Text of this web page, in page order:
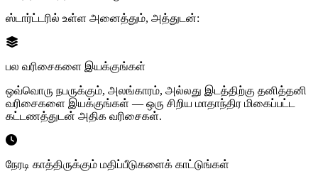
ஸ்டார்ட்டரில் உள்ள அனைத்தும், அத்துடன்:
பல வரிசைகளை இயக்குங்கள்
ஒவ்வொரு நபருக்கும், அலங்காரம், அல்லது இடத்திற்கு தனித்தனி
வரிசைகளை இயக்குங்கள் — ஒரு சிறிய மாதாந்திர மிகைப்பட்ட
கட்டணத்துடன் அதிக வரிசைகள்.
நேரடி காத்திருக்கும் மதிப்பீடுகளைக் காட்டுங்கள்